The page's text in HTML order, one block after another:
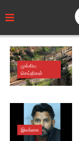
முக்கிய
செய்திகள்
இலங்கை